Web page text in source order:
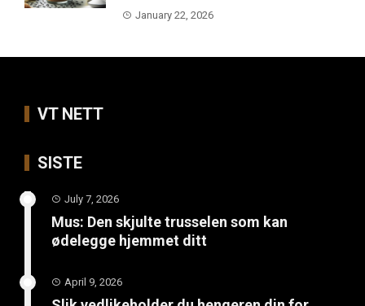
January 22, 2026
VT NETT
SISTE
July 7, 2026
Mus: Den skjulte trusselen som kan
ødelegge hjemmet ditt
April 9, 2026